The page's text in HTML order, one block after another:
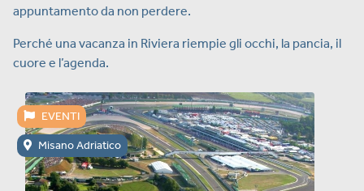
appuntamento da non perdere.
Perché una vacanza in Riviera riempie gli occhi, la pancia, il
cuore e l’agenda.
EVENTI
Misano Adriatico